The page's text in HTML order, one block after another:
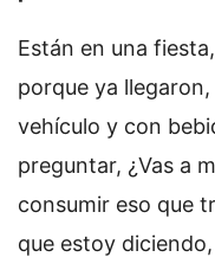
Están en una
porque ya
vehículo y con
preguntar, ¿Vas a
consumir eso que
que estoy